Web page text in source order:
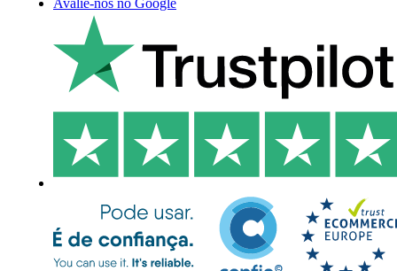
Avalie-nos no Google